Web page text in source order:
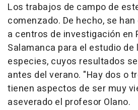
Los trabajos de campo de
comenzado. De hecho, se
a centros de investigación en
Salamanca para el estudio de
especies, cuyos resultados
antes del verano. "Hay dos o
tienen aspectos de ser muy
aseverado el profesor Olano.